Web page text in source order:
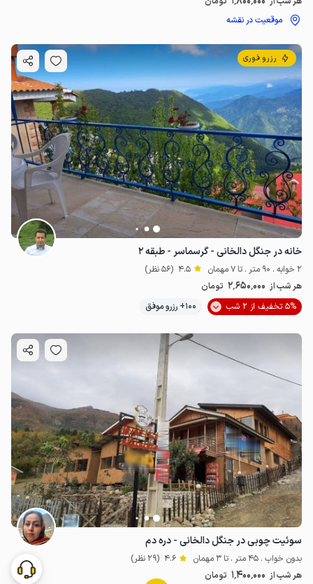
موقعیت در نقشه
رزرو فوری
خانه در جنگل دالخانی - گرسماسر - طبقه ۲
2 خوابه . 90 متر . تا 7 مهمان 4.5 (56 نظر)
هر شب از 2٬650٬000 تومان
5% تخفیف از 2 شب
100+ رزرو موفق
سوئیت چوبی در جنگل دالخانی - دره دم
بدون خواب . 45 متر . تا 3 مهمان 4.6 (29 نظر)
هر شب از 1٬400٬000 تومان